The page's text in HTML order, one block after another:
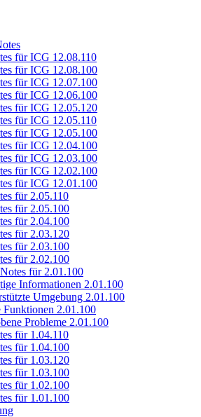
für ICG 12.08.110
für ICG 12.08.100
für ICG 12.07.100
für ICG 12.06.100
für ICG 12.05.120
für ICG 12.05.110
für ICG 12.05.100
für ICG 12.04.100
für ICG 12.03.100
für ICG 12.02.100
für ICG 12.01.100
für 2.05.110
für 2.05.100
für 2.04.100
für 2.03.120
für 2.03.100
für 2.02.100
für 2.01.100
Informationen 2.01.100
Umgebung 2.01.100
Funktionen 2.01.100
Probleme 2.01.100
für 1.04.110
für 1.04.100
für 1.03.120
für 1.03.100
für 1.02.100
für 1.01.100